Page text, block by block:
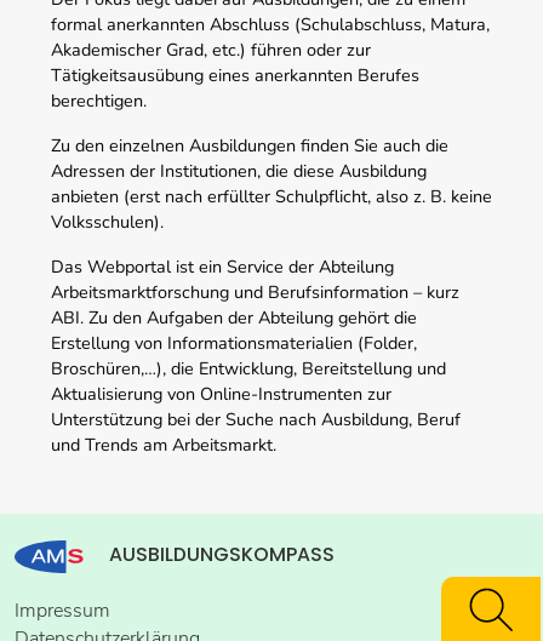
formal anerkannten Abschluss (Schulabschluss, Matura,
Akademischer Grad, etc.) führen oder zur
Tätigkeitsausübung eines anerkannten Berufes
berechtigen.
Zu den einzelnen Ausbildungen finden Sie auch die
Adressen der Institutionen, die diese Ausbildung
anbieten (erst nach erfüllter Schulpflicht, also z. B. keine
Volksschulen).
Das Webportal ist ein Service der Abteilung
Arbeitsmarktforschung und Berufsinformation – kurz
ABI. Zu den Aufgaben der Abteilung gehört die
Erstellung von Informationsmaterialien (Folder,
Broschüren,…), die Entwicklung, Bereitstellung und
Aktualisierung von Online-Instrumenten zur
Unterstützung bei der Suche nach Ausbildung, Beruf
und Trends am Arbeitsmarkt.
AUSBILDUNGSKOMPASS
Impressum